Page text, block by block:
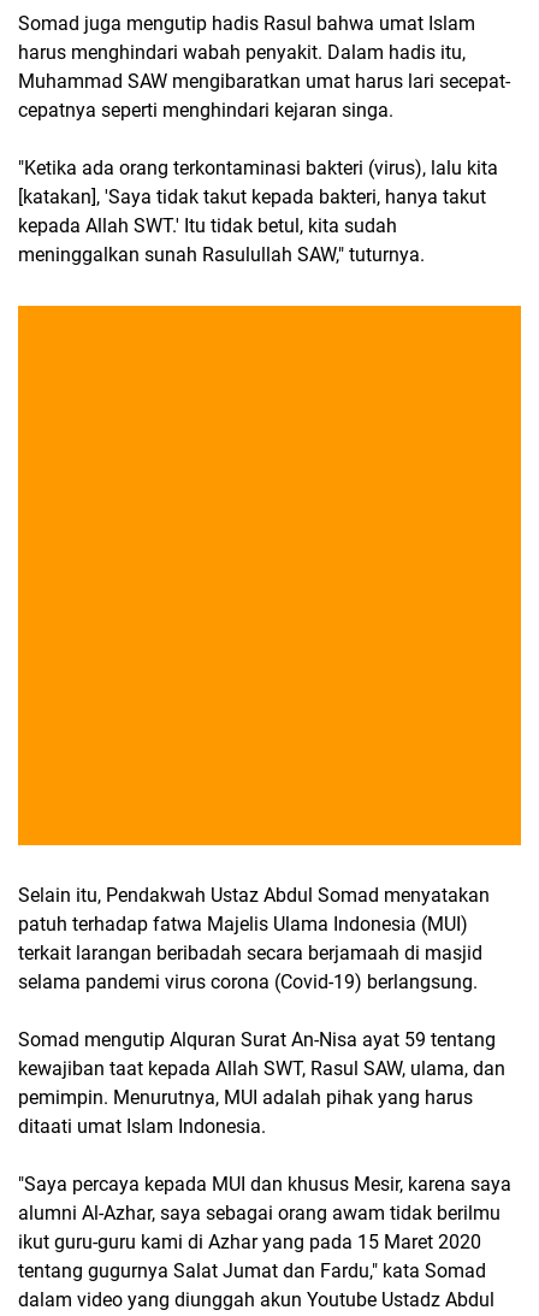
Somad juga mengutip hadis Rasul bahwa umat Islam
harus menghindari wabah penyakit. Dalam hadis itu,
Muhammad SAW mengibaratkan umat harus lari secepat-
cepatnya seperti menghindari kejaran singa.
"Ketika ada orang terkontaminasi bakteri (virus), lalu kita
[katakan], 'Saya tidak takut kepada bakteri, hanya takut
kepada Allah SWT.' Itu tidak betul, kita sudah
meninggalkan sunah Rasulullah SAW," tuturnya.
Selain itu, Pendakwah Ustaz Abdul Somad menyatakan
patuh terhadap fatwa Majelis Ulama Indonesia (MUI)
terkait larangan beribadah secara berjamaah di masjid
selama pandemi virus corona (Covid-19) berlangsung.
Somad mengutip Alquran Surat An-Nisa ayat 59 tentang
kewajiban taat kepada Allah SWT, Rasul SAW, ulama, dan
pemimpin. Menurutnya, MUI adalah pihak yang harus
ditaati umat Islam Indonesia.
"Saya percaya kepada MUI dan khusus Mesir, karena saya
alumni Al-Azhar, saya sebagai orang awam tidak berilmu
ikut guru-guru kami di Azhar yang pada 15 Maret 2020
tentang gugurnya Salat Jumat dan Fardu," kata Somad
dalam video yang diunggah akun Youtube Ustadz Abdul